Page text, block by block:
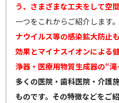
う、さまざまな工夫をして空
一つをこれからご紹介します。
ナウイルス等の感染拡大防止
効果とマイナスイオンによる
浄器・医療用物質生成器の“滝
多くの医院・歯科医院・介護
ものです。その特徴などをご紹